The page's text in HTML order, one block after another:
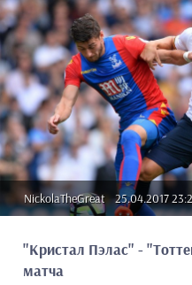
NickolaTheGreat 25.04.2017
"Кристал Пэлас" -
матча